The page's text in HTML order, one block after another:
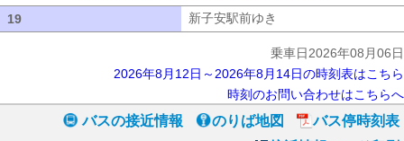
19 新子安駅前ゆき
乗車日2026年08月06日
2026年8月12日～2026年8月14日の時刻表はこちら
時刻のお問い合わせはこちらへ
バスの接近情報 のりば地図
バス停時刻表